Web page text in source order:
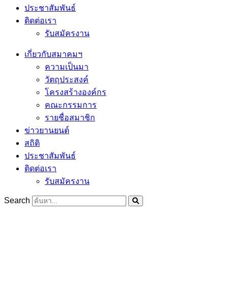
ประชาสัมพันธ์
ติดต่อเรา
รับสมัครงาน
เกี่ยวกับสมาคมฯ
ความเป็นมา
วัตถุประสงค์
โครงสร้างองค์กร
คณะกรรมการ
รายชื่อสมาชิก
ข่าวยานยนต์
สถิติ
ประชาสัมพันธ์
ติดต่อเรา
รับสมัครงาน
Search